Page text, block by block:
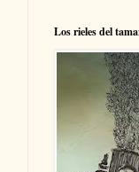
Los rieles del